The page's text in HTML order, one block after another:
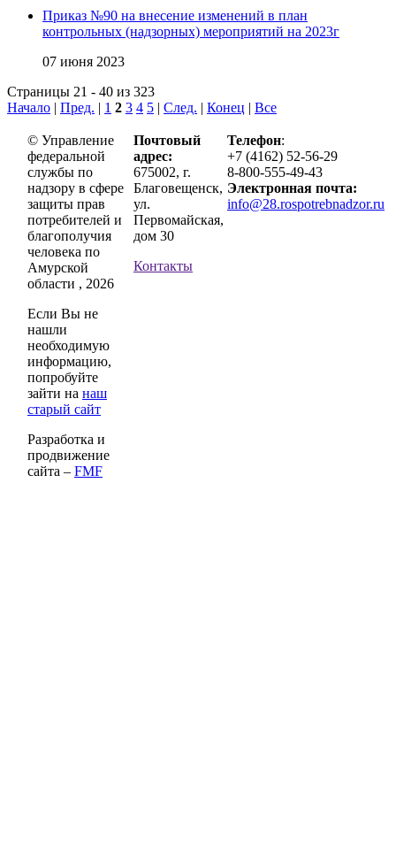
Приказ №90 на внесение изменений в план
контрольных (надзорных) мероприятий на 2023г
07 июня 2023
Страницы 21 - 40 из 323
Начало | Пред. | 1 2 3 4 5 | След. | Конец | Все
© Управление
федеральной
службы по
надзору в сфере
защиты прав
потребителей и
благополучия
человека по
Амурской
области , 2026
Если Вы не
нашли
необходимую
информацию,
попробуйте
зайти на наш
старый сайт
Разработка и
продвижение
сайта – FMF
Почтовый
адрес:
675002, г.
Благовещенск,
ул.
Первомайская,
дом 30
Контакты
Телефон:
+7 (4162) 52-56-29
8-800-555-49-43
Электронная почта:
info@28.rospotrebnadzor.ru